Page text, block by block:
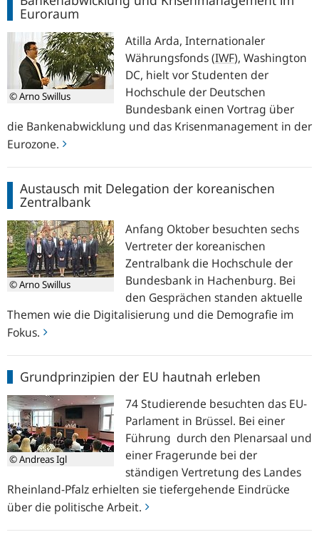
Euroraum
© Arno Swillus
Atilla Arda, Internationaler
Währungsfonds (IWF), Washington
DC, hielt vor Studenten der
Hochschule der Deutschen
Bundesbank einen Vortrag über
die Bankenabwicklung und das Krisenmanagement in der
Eurozone.
und
Krisenmanagement
Euroraum
Austausch mit Delegation der koreanischen
Zentralbank
© Arno Swillus
Anfang Oktober besuchten sechs
Vertreter der koreanischen
Zentralbank die Hochschule der
Bundesbank in Hachenburg. Bei
den Gesprächen standen aktuelle
Themen wie die Digitalisierung und die Demografie im
Fokus.
mit
Delegation
der
koreanischen
Zentralbank
Grundprinzipien der EU hautnah erleben
© Andreas Igl
74 Studierende besuchten das EU-
Parlament in Brüssel. Bei einer
Führung durch den Plenarsaal und
einer Fragerunde bei der
ständigen Vertretung des Landes
Rheinland-Pfalz erhielten sie tiefergehende Eindrücke
über die politische Arbeit.
der
EU
hautnah
erleben